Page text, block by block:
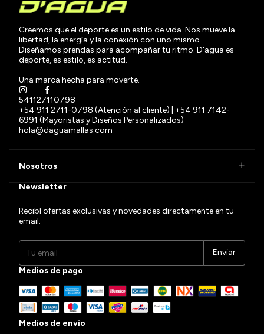
Creemos que el deporte es un estilo de vida. Nos mueve la
libertad, la energía y la conexión con uno mismo.
Diseñamos prendas para acompañar tu ritmo. D'agua es
deporte, es estilo, es actitud.
Una marca hecha para moverte.
541127110798
+54 911 2711-0798 (Atención al cliente) | +54 911 7142-
6991 (Mayoristas y Diseños Personalizados)
hola@daguamallas.com
Nosotros
Newsletter
Recibí ofertas exclusivas y novedades directamente en tu
email.
Medios de pago
Medios de envío